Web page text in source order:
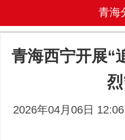
青海
青海西宁开展“
2026年04月06日 12:06